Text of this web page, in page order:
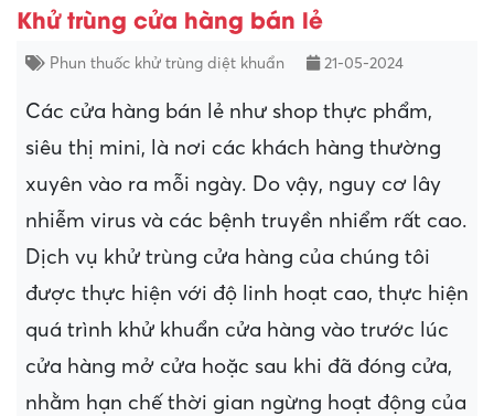
Khử trùng cửa hàng bán lẻ
Phun thuốc khử trùng diệt khuẩn 21-05-2024
Các cửa hàng bán lẻ như shop thực phẩm,
siêu thị mini, là nơi các khách hàng thường
xuyên vào ra mỗi ngày. Do vậy, nguy cơ lây
nhiễm virus và các bệnh truyền nhiểm rất cao.
Dịch vụ khử trùng cửa hàng của chúng tôi
được thực hiện với độ linh hoạt cao, thực hiện
quá trình khử khuẩn cửa hàng vào trước lúc
cửa hàng mở cửa hoặc sau khi đã đóng cửa,
nhằm hạn chế thời gian ngừng hoạt động của